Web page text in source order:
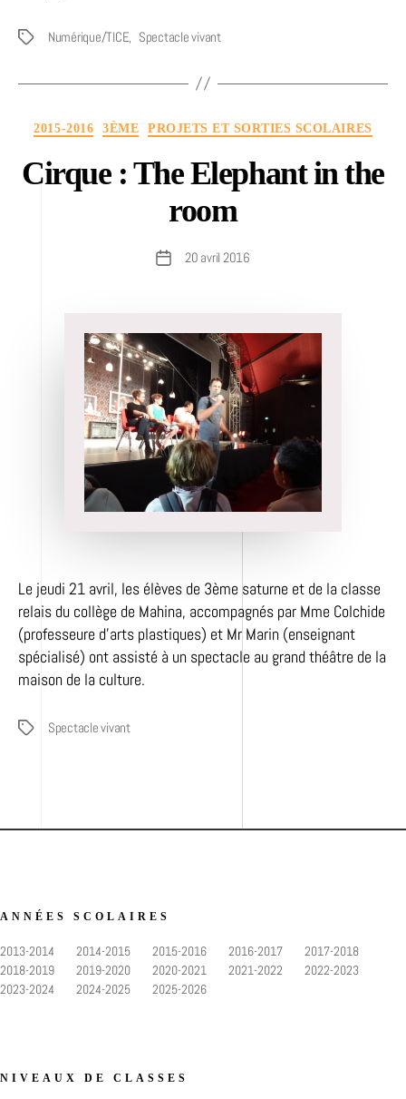
ÉtiquettesNumérique/TICE Spectacle vivant
Catégories
2015-2016 3ÈME PROJETS ET SORTIES SCOLAIRES
Cirque : The Elephant in the
room
Date20 avril 2016
Le jeudi 21 avril, les élèves de 3ème saturne et de la classe
relais du collège de Mahina, accompagnés par Mme Colchide
(professeure d’arts plastiques) et Mr Marin (enseignant
spécialisé) ont assisté à un spectacle au grand théâtre de la
maison de la culture.
ÉtiquettesSpectacle vivant
ANNÉES SCOLAIRES
2013-2014 2014-2015 2015-2016 2016-2017
2017-2018
2018-2019
2019-2020 2020-2021 2021-2022
2022-2023
2023-2024
2024-2025 2025-2026
NIVEAUX DE CLASSES